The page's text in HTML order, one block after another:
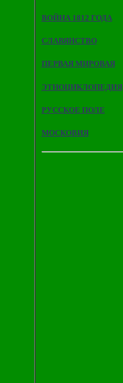
ВОЙНА 1812 ГОДА
СЛАВЯНСТВО
ПЕРВАЯ МИРОВАЯ
ЭТНОЦИКЛОПЕДИЯ
РУССКОЕ ПОЛЕ
МОСКОВИЯ